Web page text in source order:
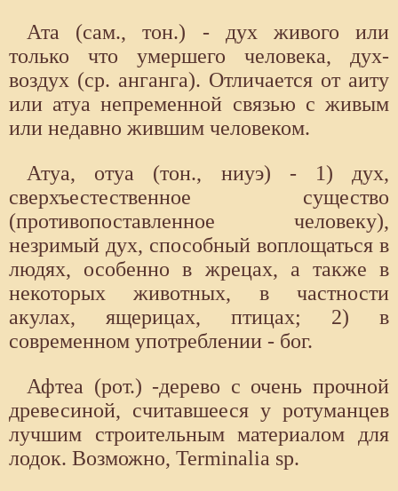
Ата (сам., тон.) - дух живого или
только что умершего человека, дух-
воздух (ср. анганга). Отличается от аиту
или атуа непременной связью с живым
или недавно жившим человеком.
Атуа, отуа (тон., ниуэ) - 1) дух,
сверхъестественное существо
(противопоставленное человеку),
незримый дух, способный воплощаться в
людях, особенно в жрецах, а также в
некоторых животных, в частности
акулах, ящерицах, птицах; 2) в
современном употреблении - бог.
Афтеа (рот.) -дерево с очень прочной
древесиной, считавшееся у ротуманцев
лучшим строительным материалом для
лодок. Возможно, Terminalia sp.